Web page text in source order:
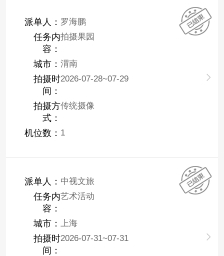
派单人： 罗海鹏
任务内
容：
拍摄果园
城市： 渭南
拍摄时
间：
2026-07-28~07-29
拍摄方
式：
传统摄像
机位数： 1
派单人： 中视文旅
任务内
容：
艺术活动
城市： 上海
拍摄时
间：
2026-07-31~07-31